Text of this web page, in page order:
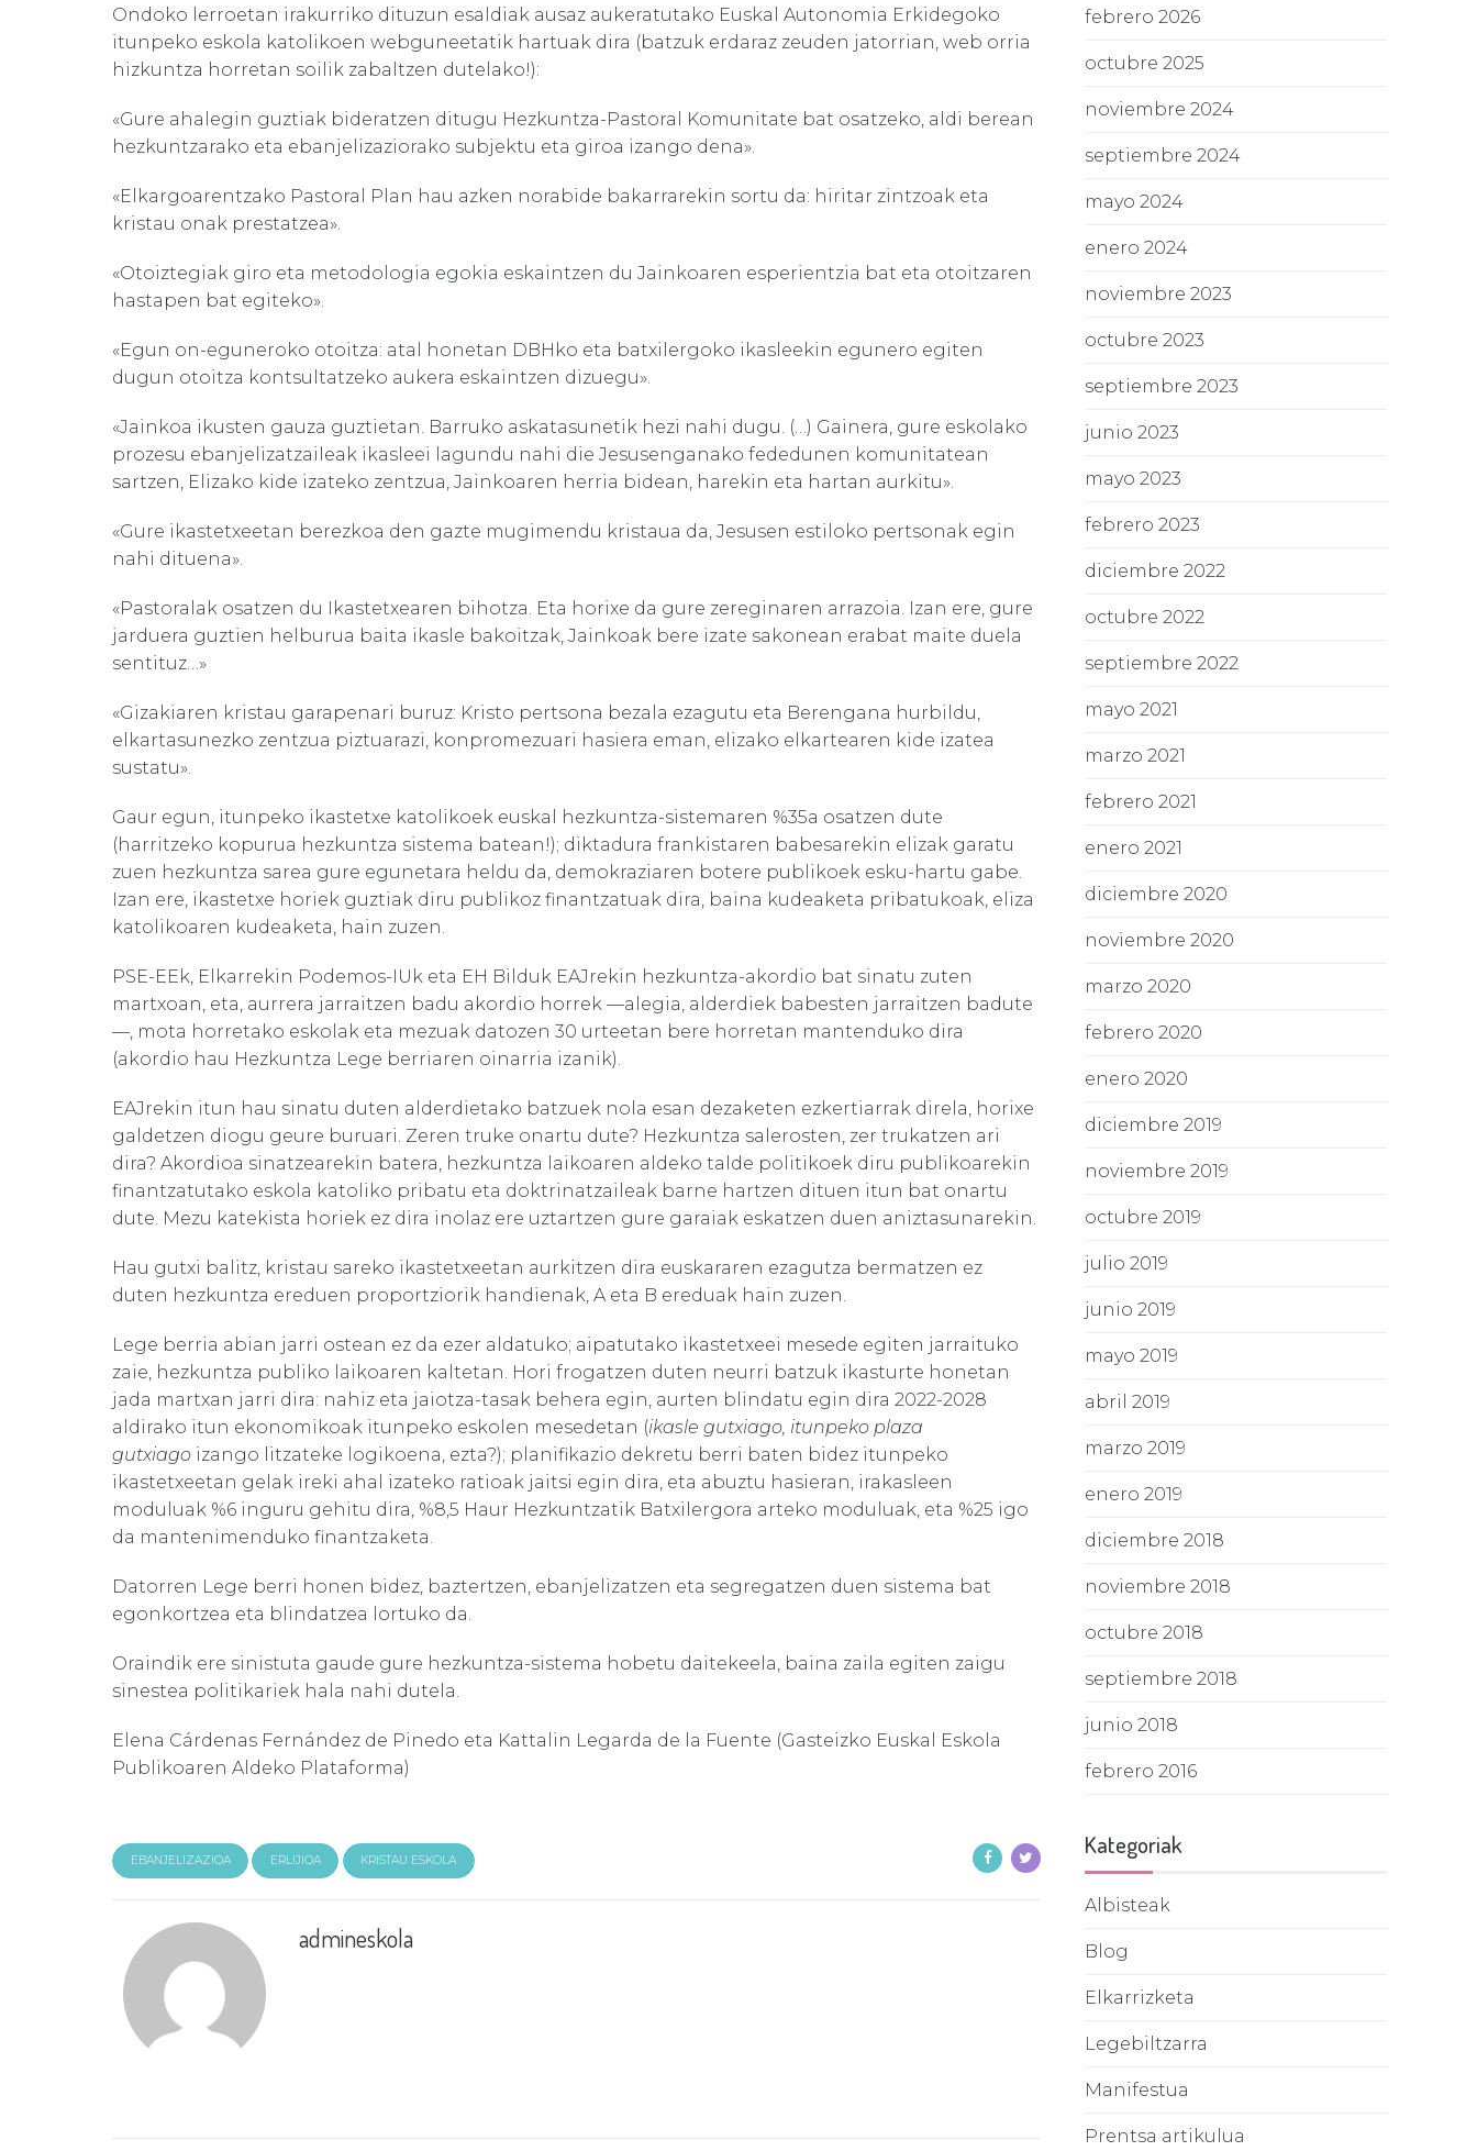
Ondoko lerroetan irakurriko dituzun esaldiak ausaz aukeratutako Euskal Autonomia Erkidegoko
itunpeko eskola katolikoen webguneetatik hartuak dira (batzuk erdaraz zeuden jatorrian, web orria
hizkuntza horretan soilik zabaltzen dutelako!):
«Gure ahalegin guztiak bideratzen ditugu Hezkuntza-Pastoral Komunitate bat osatzeko, aldi berean
hezkuntzarako eta ebanjelizaziorako subjektu eta giroa izango dena».
«Elkargoarentzako Pastoral Plan hau azken norabide bakarrarekin sortu da: hiritar zintzoak eta
kristau onak prestatzea».
«Otoiztegiak giro eta metodologia egokia eskaintzen du Jainkoaren esperientzia bat eta otoitzaren
hastapen bat egiteko».
«Egun on-eguneroko otoitza: atal honetan DBHko eta batxilergoko ikasleekin egunero egiten
dugun otoitza kontsultatzeko aukera eskaintzen dizuegu».
«Jainkoa ikusten gauza guztietan. Barruko askatasunetik hezi nahi dugu. (…) Gainera, gure eskolako
prozesu ebanjelizatzaileak ikasleei lagundu nahi die Jesusenganako fededunen komunitatean
sartzen, Elizako kide izateko zentzua, Jainkoaren herria bidean, harekin eta hartan aurkitu».
«Gure ikastetxeetan berezkoa den gazte mugimendu kristaua da, Jesusen estiloko pertsonak egin
nahi dituena».
«Pastoralak osatzen du Ikastetxearen bihotza. Eta horixe da gure zereginaren arrazoia. Izan ere, gure
jarduera guztien helburua baita ikasle bakoitzak, Jainkoak bere izate sakonean erabat maite duela
sentituz…»
«Gizakiaren kristau garapenari buruz: Kristo pertsona bezala ezagutu eta Berengana hurbildu,
elkartasunezko zentzua piztuarazi, konpromezuari hasiera eman, elizako elkartearen kide izatea
sustatu».
Gaur egun, itunpeko ikastetxe katolikoek euskal hezkuntza-sistemaren %35a osatzen dute
(harritzeko kopurua hezkuntza sistema batean!); diktadura frankistaren babesarekin elizak garatu
zuen hezkuntza sarea gure egunetara heldu da, demokraziaren botere publikoek esku-hartu gabe.
Izan ere, ikastetxe horiek guztiak diru publikoz finantzatuak dira, baina kudeaketa pribatukoak, eliza
katolikoaren kudeaketa, hain zuzen.
PSE-EEk, Elkarrekin Podemos-IUk eta EH Bilduk EAJrekin hezkuntza-akordio bat sinatu zuten
martxoan, eta, aurrera jarraitzen badu akordio horrek —alegia, alderdiek babesten jarraitzen badute
—, mota horretako eskolak eta mezuak datozen 30 urteetan bere horretan mantenduko dira
(akordio hau Hezkuntza Lege berriaren oinarria izanik).
EAJrekin itun hau sinatu duten alderdietako batzuek nola esan dezaketen ezkertiarrak direla, horixe
galdetzen diogu geure buruari. Zeren truke onartu dute? Hezkuntza salerosten, zer trukatzen ari
dira? Akordioa sinatzearekin batera, hezkuntza laikoaren aldeko talde politikoek diru publikoarekin
finantzatutako eskola katoliko pribatu eta doktrinatzaileak barne hartzen dituen itun bat onartu
dute. Mezu katekista horiek ez dira inolaz ere uztartzen gure garaiak eskatzen duen aniztasunarekin.
Hau gutxi balitz, kristau sareko ikastetxeetan aurkitzen dira euskararen ezagutza bermatzen ez
duten hezkuntza ereduen proportziorik handienak, A eta B ereduak hain zuzen.
Lege berria abian jarri ostean ez da ezer aldatuko; aipatutako ikastetxeei mesede egiten jarraituko
zaie, hezkuntza publiko laikoaren kaltetan. Hori frogatzen duten neurri batzuk ikasturte honetan
jada martxan jarri dira: nahiz eta jaiotza-tasak behera egin, aurten blindatu egin dira 2022-2028
aldirako itun ekonomikoak itunpeko eskolen mesedetan (ikasle gutxiago, itunpeko plaza
gutxiago izango litzateke logikoena, ezta?); planifikazio dekretu berri baten bidez itunpeko
ikastetxeetan gelak ireki ahal izateko ratioak jaitsi egin dira, eta abuztu hasieran, irakasleen
moduluak %6 inguru gehitu dira, %8,5 Haur Hezkuntzatik Batxilergora arteko moduluak, eta %25 igo
da mantenimenduko finantzaketa.
Datorren Lege berri honen bidez, baztertzen, ebanjelizatzen eta segregatzen duen sistema bat
egonkortzea eta blindatzea lortuko da.
Oraindik ere sinistuta gaude gure hezkuntza-sistema hobetu daitekeela, baina zaila egiten zaigu
sinestea politikariek hala nahi dutela.
Elena Cárdenas Fernández de Pinedo eta Kattalin Legarda de la Fuente (Gasteizko Euskal Eskola
Publikoaren Aldeko Plataforma)
EBANJELIZAZIOA ERLIJIOA KRISTAU ESKOLA
admineskola
febrero 2026
octubre 2025
noviembre 2024
septiembre 2024
mayo 2024
enero 2024
noviembre 2023
octubre 2023
septiembre 2023
junio 2023
mayo 2023
febrero 2023
diciembre 2022
octubre 2022
septiembre 2022
mayo 2021
marzo 2021
febrero 2021
enero 2021
diciembre 2020
noviembre 2020
marzo 2020
febrero 2020
enero 2020
diciembre 2019
noviembre 2019
octubre 2019
julio 2019
junio 2019
mayo 2019
abril 2019
marzo 2019
enero 2019
diciembre 2018
noviembre 2018
octubre 2018
septiembre 2018
junio 2018
febrero 2016
Kategoriak
Albisteak
Blog
Elkarrizketa
Legebiltzarra
Manifestua
Prentsa artikulua